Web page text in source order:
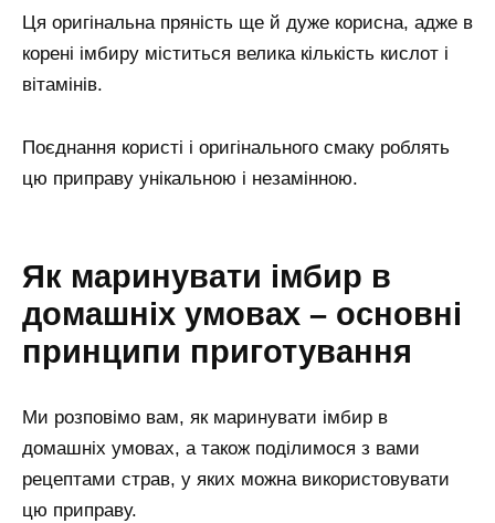
Ця оригінальна пряність ще й дуже корисна, адже в
корені імбиру міститься велика кількість кислот і
вітамінів.
Поєднання користі і оригінального смаку роблять
цю приправу унікальною і незамінною.
Як маринувати імбир в
домашніх умовах – основні
принципи приготування
Ми розповімо вам, як маринувати імбир в
домашніх умовах, а також поділимося з вами
рецептами страв, у яких можна використовувати
цю приправу.